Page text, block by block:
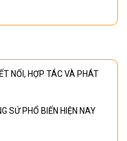
NỐI, HỢP TÁC VÀ PHÁT
SỨ PHỔ BIẾN HIỆN NAY